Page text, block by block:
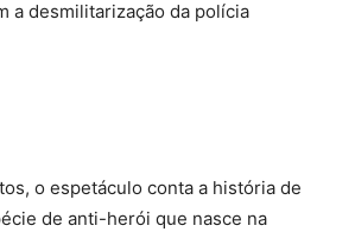
a desmilitarização da polícia
o espetáculo conta a história de
de anti-herói que nasce na